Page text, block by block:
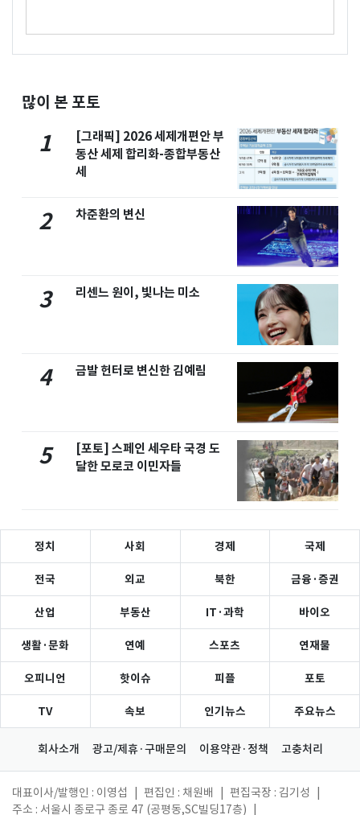
많이 본 포토
1
[그래픽] 2026 세제개편안 부
동산 세제 합리화-종합부동산
세
2 차준환의 변신
3 리센느 원이, 빛나는 미소
4 금발 헌터로 변신한 김예림
5
[포토] 스페인 세우타 국경 도
달한 모로코 이민자들
정치 사회 경제 국제
전국 외교 북한 금융·증권
산업 부동산 IT·과학 바이오
생활·문화 연예 스포츠 연재물
오피니언 핫이슈 피플 포토
TV 속보 인기뉴스 주요뉴스
회사소개 광고/제휴·구매문의 이용약관·정책 고충처리
대표이사/발행인 : 이영섭 편집인 : 채원배 편집국장 : 김기성
주소 : 서울시 종로구 종로 47 (공평동,SC빌딩17층)